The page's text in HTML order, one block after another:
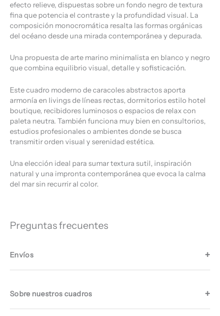
efecto relieve, dispuestas sobre un fondo negro de textura
fina que potencia el contraste y la profundidad visual. La
composición monocromática resalta las formas orgánicas
del océano desde una mirada contemporánea y depurada.
Una propuesta de arte marino minimalista en blanco y negro
que combina equilibrio visual, detalle y sofisticación.
Este cuadro moderno de caracoles abstractos aporta
armonía en livings de líneas rectas, dormitorios estilo hotel
boutique, recibidores luminosos o espacios de relax con
paleta neutra. También funciona muy bien en consultorios,
estudios profesionales o ambientes donde se busca
transmitir orden visual y serenidad estética.
Una elección ideal para sumar textura sutil, inspiración
natural y una impronta contemporánea que evoca la calma
del mar sin recurrir al color.
Preguntas frecuentes
Envíos
Sobre nuestros cuadros